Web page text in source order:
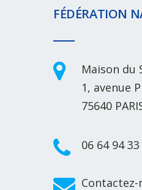
FÉDÉRATION
Maison du
1, avenue
75640
06 64 94
Contactez-